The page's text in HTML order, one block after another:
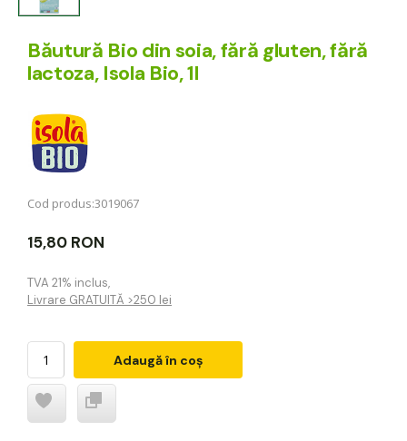
Băutură Bio din soia, fără gluten, fără
lactoza, Isola Bio, 1l
Cod produs:3019067
15,80 RON
TVA 21% inclus,
Livrare GRATUITĂ >250 lei
Adaugă în coș